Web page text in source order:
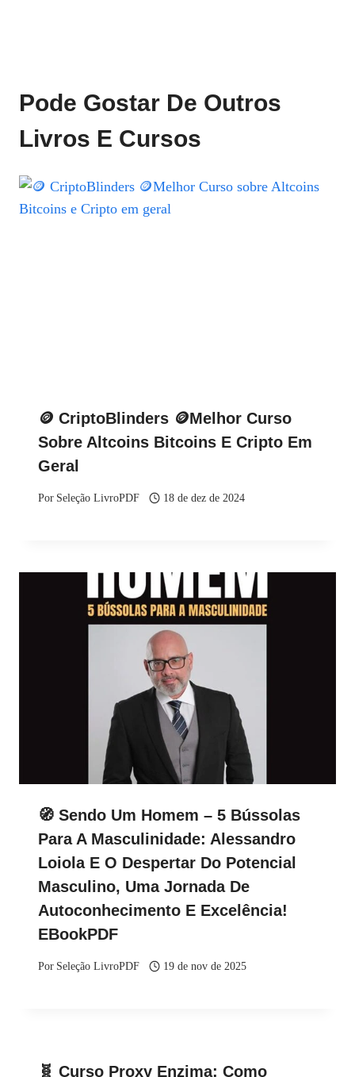
Pode Gostar De Outros
Livros E Cursos
🪙 CriptoBlinders 🪙Melhor Curso
Sobre Altcoins Bitcoins E Cripto Em
Geral
Por Seleção LivroPDF 18 de dez de 2024
🧭 Sendo Um Homem – 5 Bússolas
Para A Masculinidade: Alessandro
Loiola E O Despertar Do Potencial
Masculino, Uma Jornada De
Autoconhecimento E Excelência!
EBookPDF
Por Seleção LivroPDF 19 de nov de 2025
🧬 Curso Proxy Enzima: Como